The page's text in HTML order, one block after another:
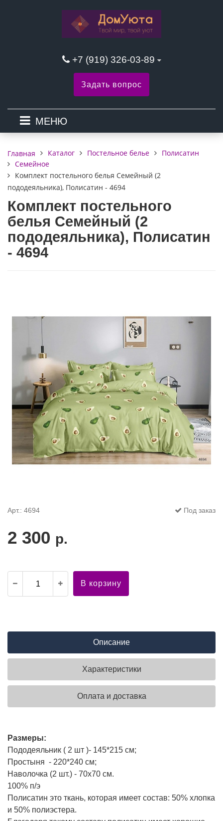
+7 (919) 326-03-89
Задать вопрос
МЕНЮ
Главная Каталог Постельное белье
Полисатин
Семейное
Комплект постельного белья Семейный (2
пододеяльника), Полисатин - 4694
Комплект постельного
белья Семейный (2
пододеяльника), Полисатин
- 4694
Арт.: 4694 Под заказ
2 300 р.
В корзину
Описание
Характеристики
Оплата и доставка
Размеры:
Пододеяльник ( 2 шт )- 145*215 см;
Простыня - 220*240 см;
Наволочка (2 шт.) - 70х70 см.
100% п/э
Полисатин это ткань, которая имеет состав: 50% хлопка
и 50% полиэстера.